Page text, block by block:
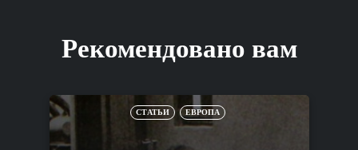
Рекомендовано вам
СТАТЬИ ЕВРОПА